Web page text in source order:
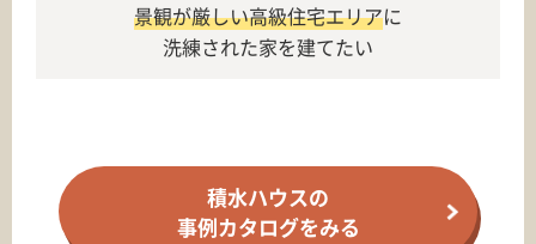
景観が厳しい高級住宅エリアに
洗練された家を建てたい
積水ハウスの
事例カタログをみる